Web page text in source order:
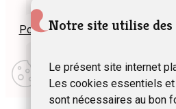
Modifier
mes
préférences
d\’utilisation
Politique de confidentialitéPlan
Notre site utilise des
Le présent site internet
Les cookies essentiels
sont nécessaires au bon